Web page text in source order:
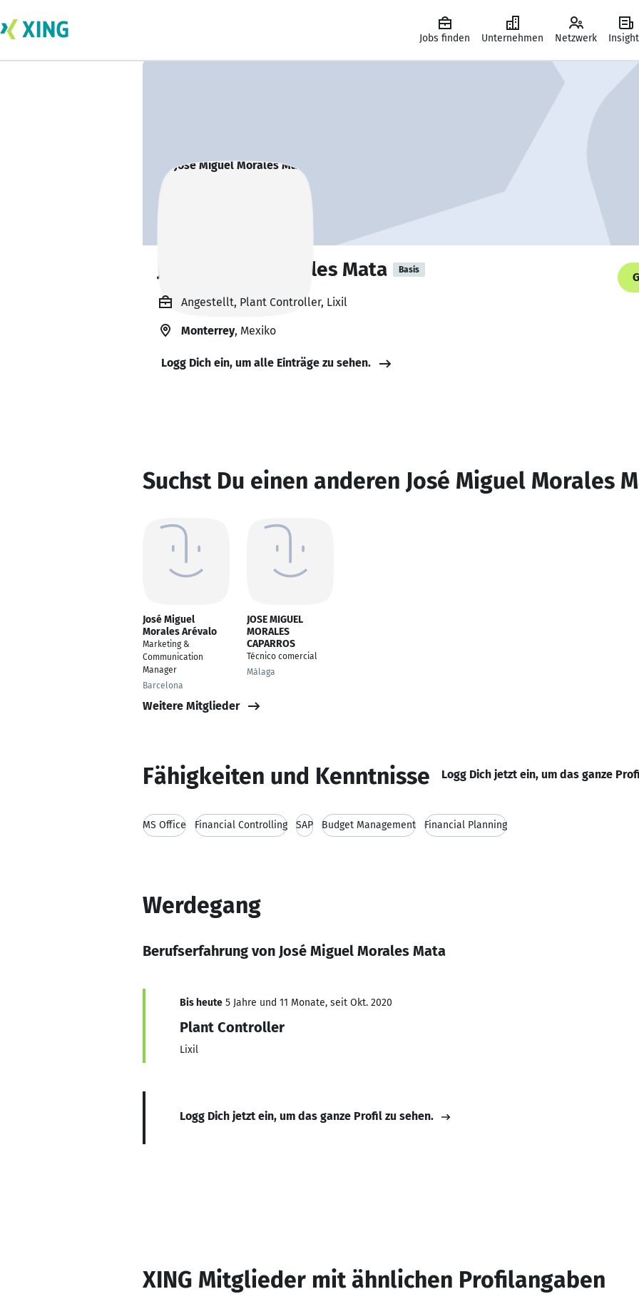
Jobs finden Unternehmen Netzwerk
José Miguel Morales Mata Basis
Angestellt, Plant Controller, Lixil
Monterrey, Mexiko
Logg Dich ein, um alle Einträge zu sehen.
Suchst Du einen anderen José Miguel Morales
José Miguel
Morales Arévalo
Marketing &
Communication
Manager
Barcelona
JOSE MIGUEL
MORALES
CAPARROS
Técnico comercial
Málaga
Weitere Mitglieder
Fähigkeiten und Kenntnisse Logg Dich jetzt ein, um das ganze
MS Office Financial Controlling SAP Budget Management Financial Planning
Werdegang
Berufserfahrung von José Miguel Morales Mata
Bis heute 5 Jahre und 11 Monate, seit Okt. 2020
Plant Controller
Lixil
Logg Dich jetzt ein, um das ganze Profil zu sehen.
XING Mitglieder mit ähnlichen Profilangaben